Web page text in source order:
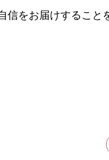
信をお届けすること